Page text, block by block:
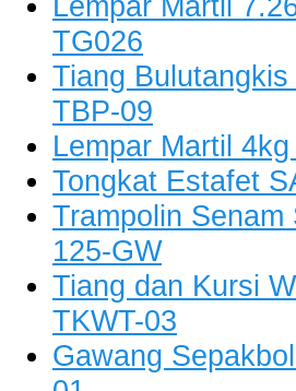
TG026
Tiang
TBP-09
Lempar Martil
Tongkat Estafet
Trampolin Senam
125-GW
Tiang dan Kursi
TKWT-03
Gawang